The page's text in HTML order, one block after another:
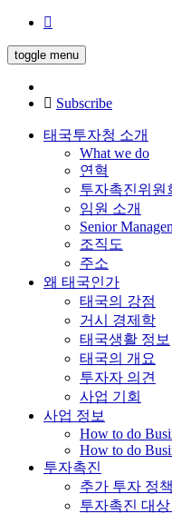
toggle menu
Subscribe
태국투자청 소개
What we do
연혁
투자촉진위원
임원 소개
Senior
조직도
주소
왜 태국인가
태국의 강점
거시 경제학
태국생활 정보
태국의 개요
투자자 의견
사업 기회
사업 정보
How to do
How to do
투자촉진
추가 투자 정
투자촉진 대